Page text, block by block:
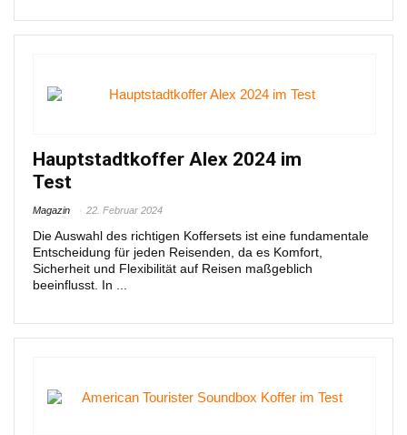
Hauptstadtkoffer Alex 2024 im
Test
Magazin 22. Februar 2024
Die Auswahl des richtigen Koffersets ist eine fundamentale
Entscheidung für jeden Reisenden, da es Komfort,
Sicherheit und Flexibilität auf Reisen maßgeblich
beeinflusst. In ...